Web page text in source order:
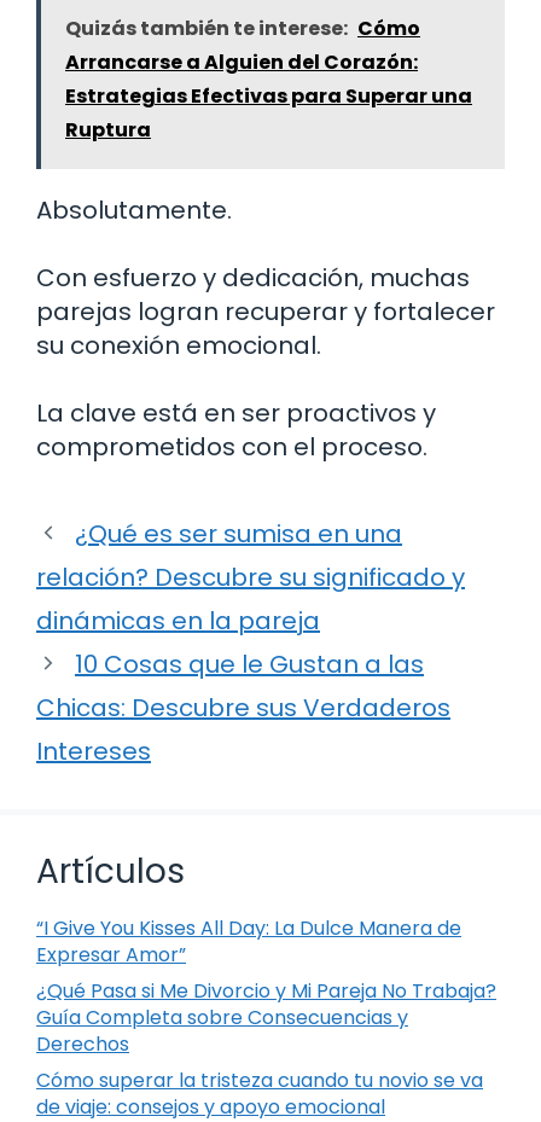
Quizás también te interese: Cómo
Arrancarse a Alguien del Corazón:
Estrategias Efectivas para Superar una
Ruptura
Absolutamente.
Con esfuerzo y dedicación, muchas
parejas logran recuperar y fortalecer
su conexión emocional.
La clave está en ser proactivos y
comprometidos con el proceso.
¿Qué es ser sumisa en una
relación? Descubre su significado y
dinámicas en la pareja
10 Cosas que le Gustan a las
Chicas: Descubre sus Verdaderos
Intereses
Artículos
“I Give You Kisses All Day: La Dulce Manera de
Expresar Amor”
¿Qué Pasa si Me Divorcio y Mi Pareja No Trabaja?
Guía Completa sobre Consecuencias y
Derechos
Cómo superar la tristeza cuando tu novio se va
de viaje: consejos y apoyo emocional